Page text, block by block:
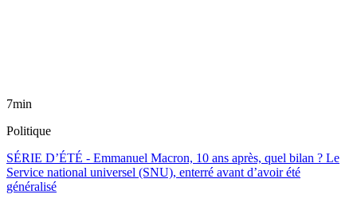
7min
Politique
SÉRIE D’ÉTÉ - Emmanuel Macron, 10 ans après, quel bilan ? Le
Service national universel (SNU), enterré avant d’avoir été
généralisé